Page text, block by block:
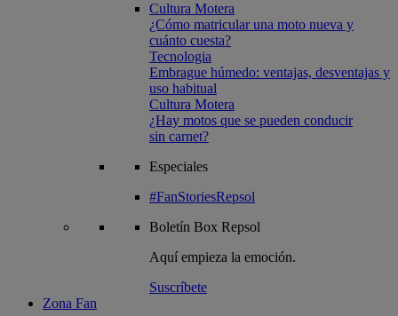
Cultura Motera
¿Cómo matricular una moto nueva y
cuánto cuesta?
Tecnologia
Embrague húmedo: ventajas, desventajas y
uso habitual
Cultura Motera
¿Hay motos que se pueden conducir
sin carnet?
Especiales
#FanStoriesRepsol
Boletín Box Repsol
Aquí empieza la emoción.
Suscríbete
Zona Fan